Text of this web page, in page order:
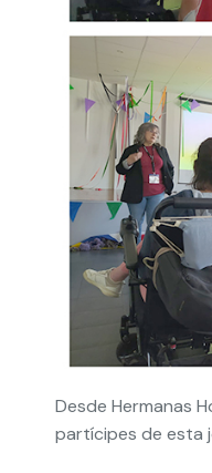
Desde Hermanas
partícipes de esta